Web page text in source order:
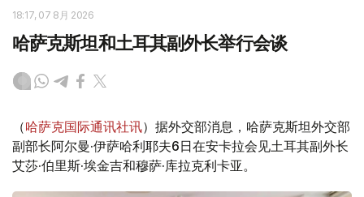
18:17, 07 8月 2026
哈萨克斯坦和土耳其副外长举行会谈
（哈萨克国际通讯社讯）据外交部消息，哈萨克斯坦外交部
副部长阿尔曼·伊萨哈利耶夫6日在安卡拉会见土耳其副外长
艾莎·伯里斯·埃金吉和穆萨·库拉克利卡亚。